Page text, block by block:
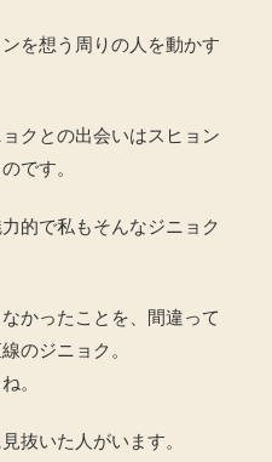
を想う周りの人を動かす
クとの出会いはスヒョン
です。
的で私もそんなジニョク
かったことを、間違って
のジニョク。
。
抜いた人がいます。